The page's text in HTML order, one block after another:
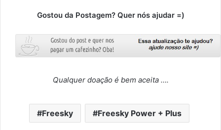
Gostou da Postagem? Quer nós ajudar =)
Qualquer doação é bem aceita ….
Freesky Freesky Power + Plus